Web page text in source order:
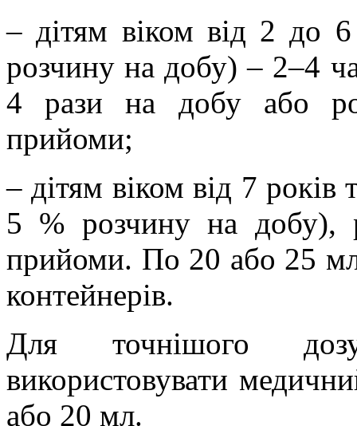
– дітям віком від 2 до
розчину на добу) – 2–4
4 рази на добу або
прийоми;
– дітям віком від 7
5 % розчину на добу),
прийоми. По 20 або 25
контейнерів.
Для точнішого
використовувати
або 20 мл.